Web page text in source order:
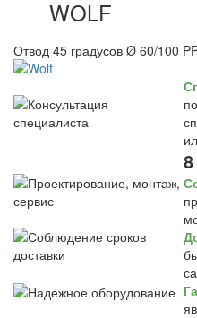
WOLF
Отвод 45 градусов Ø 60/100